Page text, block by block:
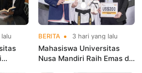
BERITA 3 hari yang lalu
Mahasiswa Universitas
Nusa Mandiri Raih Emas di